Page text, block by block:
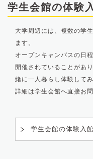
学生会館の体験
大学周辺には、複数の学
ます。
オープンキャンパスの日
開催されていることがあ
緒に一人暮らし体験して
詳細は学生会館へ直接お
学生会館の体験入